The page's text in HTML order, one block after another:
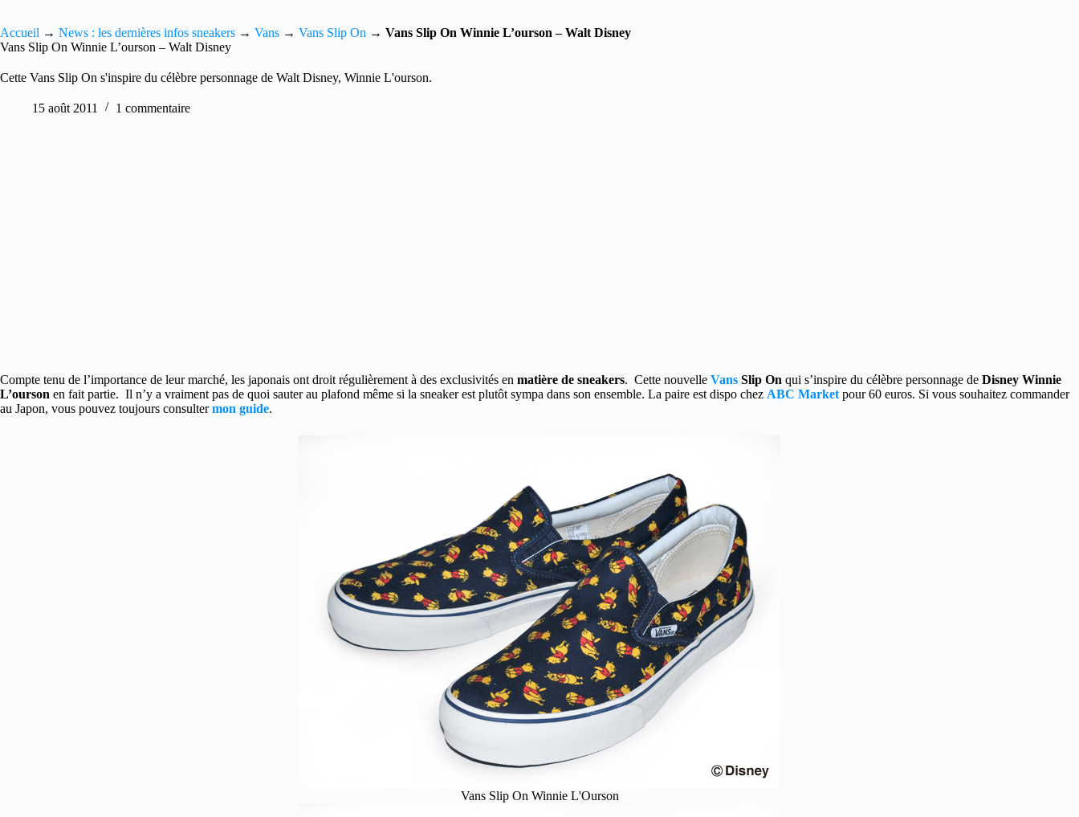
Accueil → News : les dernières infos sneakers → Vans → Vans Slip On → Vans Slip On Winnie L’ourson – Walt Disney
Vans Slip On Winnie L’ourson – Walt Disney
Cette Vans Slip On s'inspire du célèbre personnage de Walt Disney, Winnie L'ourson.
15 août 2011 1 commentaire
Compte tenu de l’importance de leur marché, les japonais ont droit régulièrement à des exclusivités en matière de sneakers. Cette nouvelle Vans Slip On qui s’inspire du célèbre personnage de Disney Winnie
L’ourson en fait partie. Il n’y a vraiment pas de quoi sauter au plafond même si la sneaker est plutôt sympa dans son ensemble. La paire est dispo chez ABC Market pour 60 euros. Si vous souhaitez commander
au Japon, vous pouvez toujours consultermon guide.
Vans Slip On Winnie L'Ourson